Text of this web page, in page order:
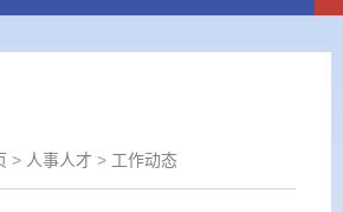
> 人事人才 > 工作动态